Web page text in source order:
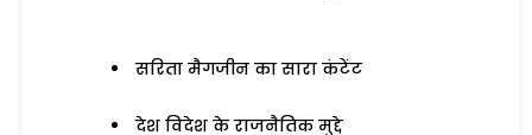
सरिता मैगजीन का सारा कंटेंट
देश विदेश के राजनैतिक मुद्दे